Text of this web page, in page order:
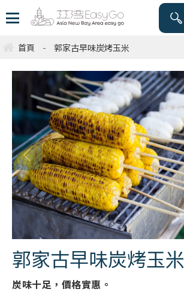
首頁 - 郭家古早味炭烤玉米
郭家古早味炭烤玉米
炭味十足，價格實惠。